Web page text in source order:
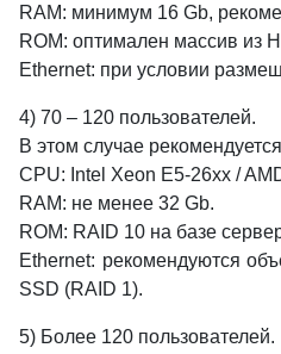
RAM: минимум 16 Gb,
ROM: оптимален массив из
Ethernet: при условии
4) 70 – 120 пользователей.
В этом случае
CPU: Intel Xeon E5-26xx /
RAM: не менее 32 Gb.
ROM: RAID 10 на базе
Ethernet: рекомендуются
SSD (RAID 1).
5) Более 120 пользователей.